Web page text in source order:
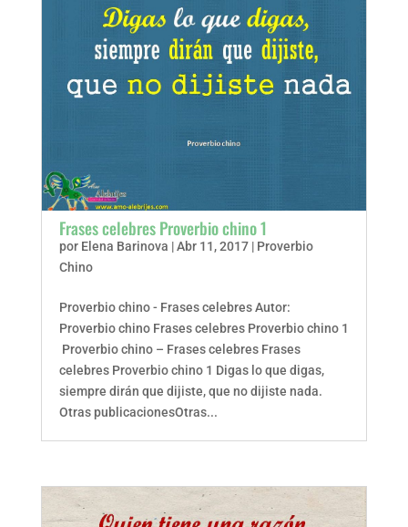
Frases celebres Proverbio chino 1
por Elena Barinova |Abr 11, 2017| Proverbio
Chino
Proverbio chino - Frases celebres Autor:
Proverbio chino Frases celebres Proverbio chino 1
Proverbio chino – Frases celebres Frases
celebres Proverbio chino 1 Digas lo que digas,
siempre dirán que dijiste, que no dijiste nada.
Otras publicacionesOtras...